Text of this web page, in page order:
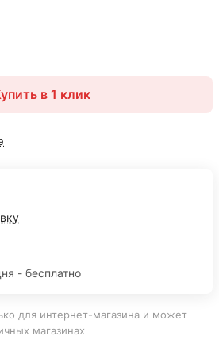
в 1 клик
- бесплатно
для интернет-магазина и может
магазинах